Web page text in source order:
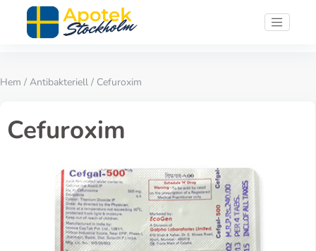
Hem / Antibakteriell / Cefuroxim
Cefuroxim